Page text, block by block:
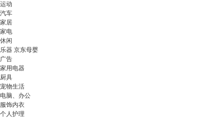
运动
汽车
家居
家电
休闲
乐器 京东母婴
广告
家用电器
厨具
宠物生活
电脑、办公
服饰内衣
个人护理